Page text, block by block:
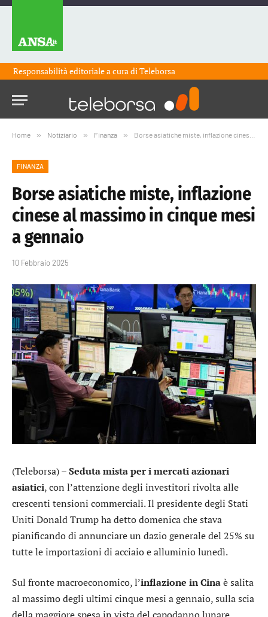
Responsabilità editoriale a cura diTeleborsa
Home » Notiziario » Finanza » Borse asiatiche miste, inflazione cinese al massimo in cinque mesi a gennaio
FINANZA
Borse asiatiche miste, inflazione
cinese al massimo in cinque mesi
a gennaio
10 Febbraio 2025
(Teleborsa) –Seduta mista per i mercati azionari
asiatici, con l’attenzione degli investitori rivolta alle
crescenti tensioni commerciali. Il presidente degli Stati
Uniti Donald Trump ha detto domenica che stava
pianificando di annunciare un dazio generale del 25% su
tutte le importazioni di acciaio e alluminio lunedì.
Sul fronte macroeconomico, l’inflazione in Cinaè salita
al massimo degli ultimi cinque mesi a gennaio, sulla scia